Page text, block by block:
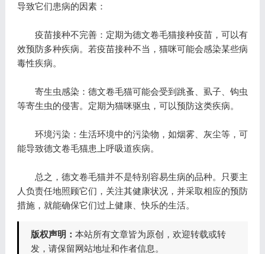
导致它们患病的因素：
疫苗接种不完善：定期为德文卷毛猫接种疫苗，可以有
效预防多种疾病。若疫苗接种不当，猫咪可能会感染某些病
毒性疾病。
寄生虫感染：德文卷毛猫可能会受到跳蚤、虱子、钩虫
等寄生虫的侵害。定期为猫咪驱虫，可以预防这类疾病。
环境污染：生活环境中的污染物，如烟雾、灰尘等，可
能导致德文卷毛猫患上呼吸道疾病。
总之，德文卷毛猫并不是特别容易生病的品种。只要主
人负责任地照顾它们，关注其健康状况，并采取相应的预防
措施，就能确保它们过上健康、快乐的生活。
版权声明： 本站所有文章皆为原创，欢迎转载或转
发，请保留网站地址和作者信息。